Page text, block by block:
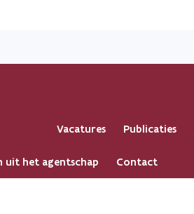
Vacatures Publicaties
uit het agentschap Contact